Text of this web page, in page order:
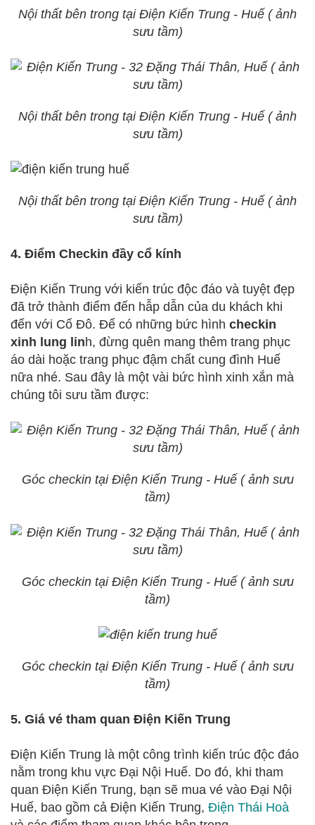
Nội thất bên trong tại Điện Kiến Trung - Huế ( ảnh
sưu tầm)
Nội thất bên trong tại Điện Kiến Trung - Huế ( ảnh
sưu tầm)
Nội thất bên trong tại Điện Kiến Trung - Huế ( ảnh
sưu tầm)
4. Điểm Checkin đầy cổ kính
Điện Kiến Trung với kiến trúc độc đáo và tuyệt đẹp
đã trở thành điểm đến hẫp dẫn của du khách khi
đến với Cố Đô. Để có những bức hình checkin
xinh lung linh, đừng quên mang thêm trang phục
áo dài hoặc trang phục đậm chất cung đình Huế
nữa nhé. Sau đây là một vài bức hình xinh xắn mà
chúng tôi sưu tầm được:
Góc checkin tại Điện Kiến Trung - Huế ( ảnh sưu
tầm)
Góc checkin tại Điện Kiến Trung - Huế ( ảnh sưu
tầm)
Góc checkin tại Điện Kiến Trung - Huế ( ảnh sưu
tầm)
5. Giá vé tham quan Điện Kiến Trung
Điện Kiến Trung là một công trình kiến trúc độc đáo
nằm trong khu vực Đại Nội Huế. Do đó, khi tham
quan Điện Kiến Trung, bạn sẽ mua vé vào Đại Nội
Huế, bao gồm cả Điện Kiến Trung, Điện Thái Hoà